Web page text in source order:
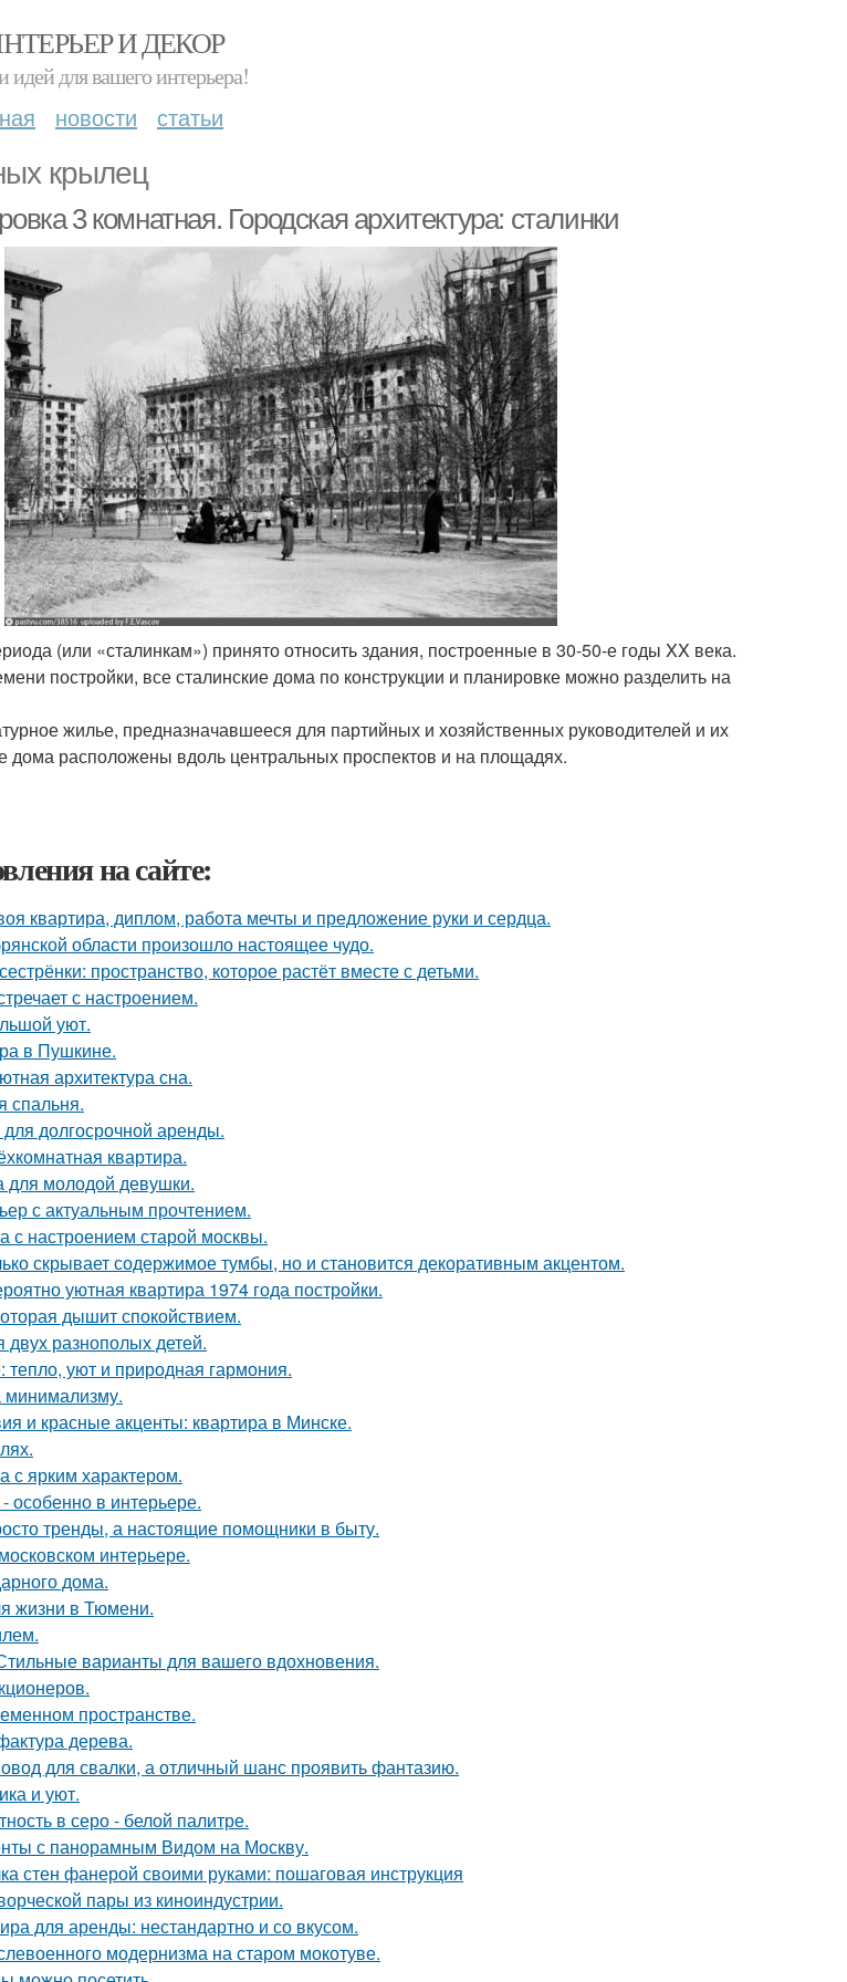
И ДЕКОР
идей для вашего интерьера!
новости статьи
крылец
3 комнатная. Городская архитектура: сталинки
(или «сталинкам») принято относить здания, построенные в 30-50-е годы XX века.
постройки, все сталинские дома по конструкции и планировке можно разделить на
жилье, предназначавшееся для партийных и хозяйственных руководителей и их
дома расположены вдоль центральных проспектов и на площадях.
на сайте:
квартира, диплом, работа мечты и предложение руки и сердца.
области произошло настоящее чудо.
пространство, которое растёт вместе с детьми.
с настроением.
уют.
в Пушкине.
архитектура сна.
спальня.
долгосрочной аренды.
квартира.
для молодой девушки.
с актуальным прочтением.
с настроением старой москвы.
скрывает содержимое тумбы, но и становится декоративным акцентом.
уютная квартира 1974 года постройки.
дышит спокойствием.
двух разнополых детей.
тепло, уют и природная гармония.
минимализму.
и красные акценты: квартира в Минске.
с ярким характером.
особенно в интерьере.
тренды, а настоящие помощники в быту.
интерьере.
дома.
жизни в Тюмени.
варианты для вашего вдохновения.
пространстве.
дерева.
для свалки, а отличный шанс проявить фантазию.
и уют.
в серо - белой палитре.
с панорамным Видом на Москву.
стен фанерой своими руками: пошаговая инструкция
пары из киноиндустрии.
для аренды: нестандартно и со вкусом.
модернизма на старом мокотуве.